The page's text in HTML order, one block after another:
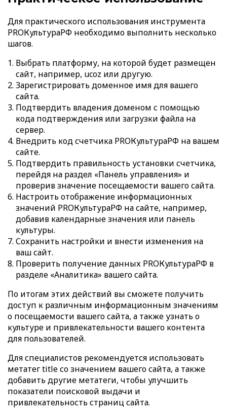
Для практического использования инструмента
PROКультураРФ необходимо выполнить несколько
шагов.
Выбрать платформу, на которой будет размещен
сайт, например, ucoz или другую.
Зарегистрировать доменное имя для вашего
сайта.
Подтвердить владения доменом с помощью
кода подтверждения или загрузки файла на
сервер.
Внедрить код счетчика PROКультураРФ на вашем
сайте.
Подтвердить правильность установки счетчика,
перейдя на раздел «Панель управления» и
проверив значение посещаемости вашего сайта.
Настроить отображение информационных
значений PROКультураРФ на сайте, например,
добавив календарные значения или панель
культуры.
Сохранить настройки и внести изменения на
ваш сайт.
Проверить получение данных PROКультураРФ в
разделе «Аналитика» вашего сайта.
По итогам этих действий вы сможете получить
доступ к различным информационным значениям
о посещаемости вашего сайта, а также узнать о
культуре и привлекательности вашего контента
для пользователей.
Для специалистов рекомендуется использовать
метатег title со значением вашего сайта, а также
добавить другие метатеги, чтобы улучшить
показатели поисковой выдачи и
привлекательность страниц сайта.